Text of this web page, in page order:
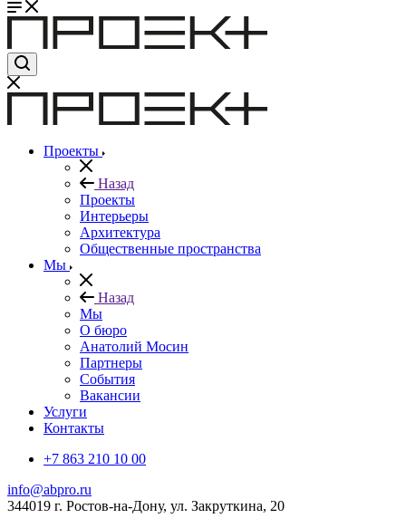
Проекты
Назад
Проекты
Интерьеры
Архитектура
Общественные пространства
Мы
Назад
Мы
О бюро
Анатолий Мосин
Партнеры
События
Вакансии
Услуги
Контакты
+7 863 210 10 00
info@abpro.ru
344019 г. Ростов-на-Дону, ул. Закруткина, 20